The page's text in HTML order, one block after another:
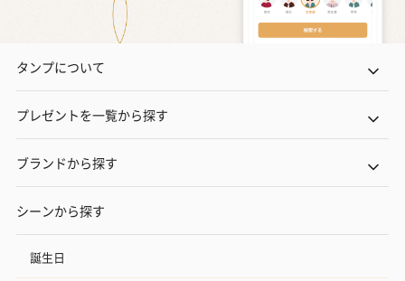
タンプについて
プレゼントを一覧から探す
ブランドから探す
シーンから探す
誕生日